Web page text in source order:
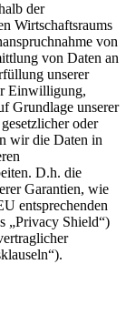
der
Wirtschaftsraums
von
von Daten an
unserer
Einwilligung,
Grundlage unserer
oder
wir die Daten in
D.h. die
Garantien, wie
entsprechenden
„Privacy Shield“)